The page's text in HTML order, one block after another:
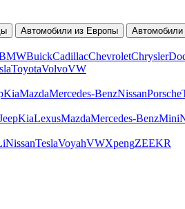
Автомобили из Европы Автомобили
BuickCadillacChevroletChrysler
ToyotaVolvoVW
KiaMazdaMercedes-BenzNissanPorsche
KiaLexusMazdaMercedes-BenzMini
NissanTeslaVoyahVWXpengZEEKR